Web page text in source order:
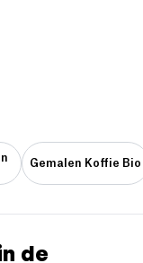
Gemalen Koffie Bio
de